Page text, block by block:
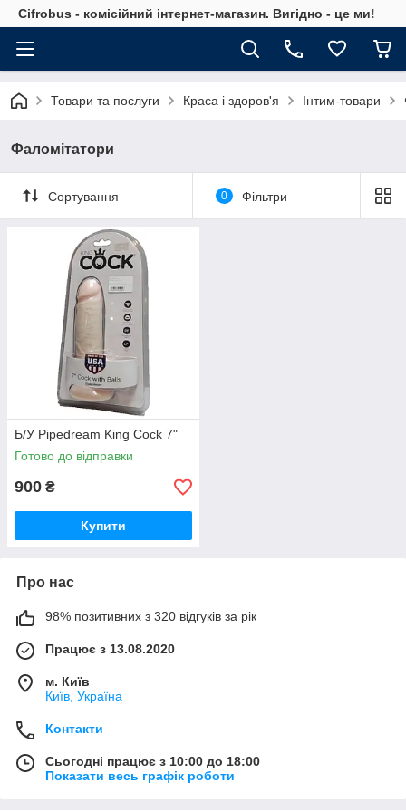
Cifrobus - комiсiйний iнтернет-магазин. Вигiдно - це ми!
Товари та послуги Краса і здоров'я Інтим-товари
Фаломітатори
Сортування 0 Фільтри
Б/У Pipedream King Cock 7"
Готово до відправки
900 ₴
Купити
Про нас
98% позитивних з 320 відгуків за рік
Працює з 13.08.2020
м. Київ
Київ, Україна
Контакти
Сьогодні працює з 10:00 до 18:00
Показати весь графік роботи